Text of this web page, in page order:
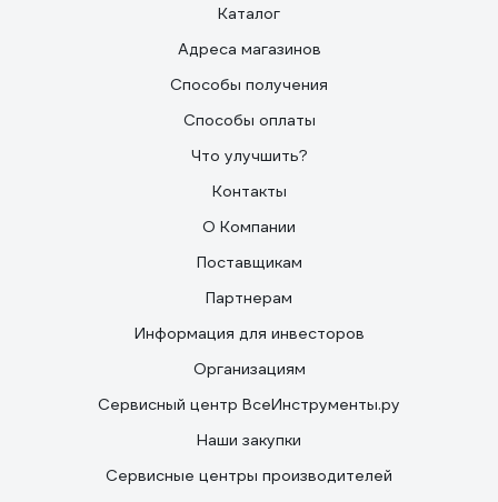
Каталог
Адреса магазинов
Способы получения
Способы оплаты
Что улучшить?
Контакты
О Компании
Поставщикам
Партнерам
Информация для инвесторов
Организациям
Сервисный центр ВсеИнструменты.ру
Наши закупки
Сервисные центры производителей